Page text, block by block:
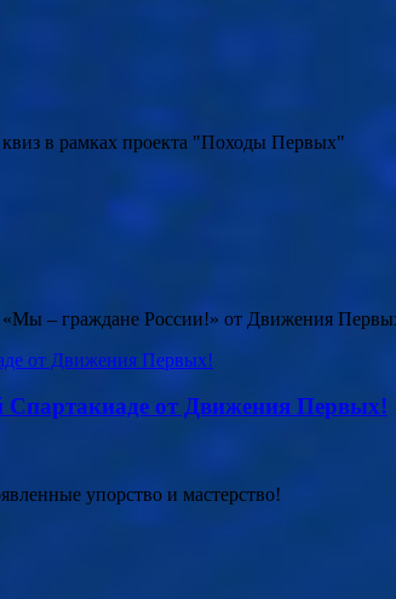
в рамках проекта "Походы Первых"
«Мы – граждане России!» от Движения
Спартакиаде от Движения Первых!
упорство и мастерство!